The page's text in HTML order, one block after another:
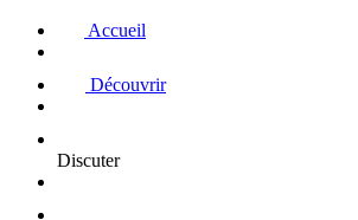
Accueil
Découvrir
Discuter